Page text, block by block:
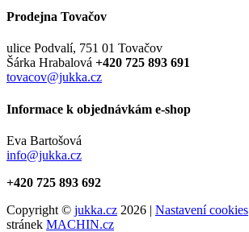
Prodejna Tovačov
ulice Podvalí, 751 01 Tovačov
Šárka Hrabalová +420 725 893 691
tovacov@jukka.cz
Informace k objednávkám e-shop
Eva Bartošová
info@jukka.cz
+420 725 893 692
Copyright © jukka.cz 2026 | Nastavení cookies
stránek MACHIN.cz